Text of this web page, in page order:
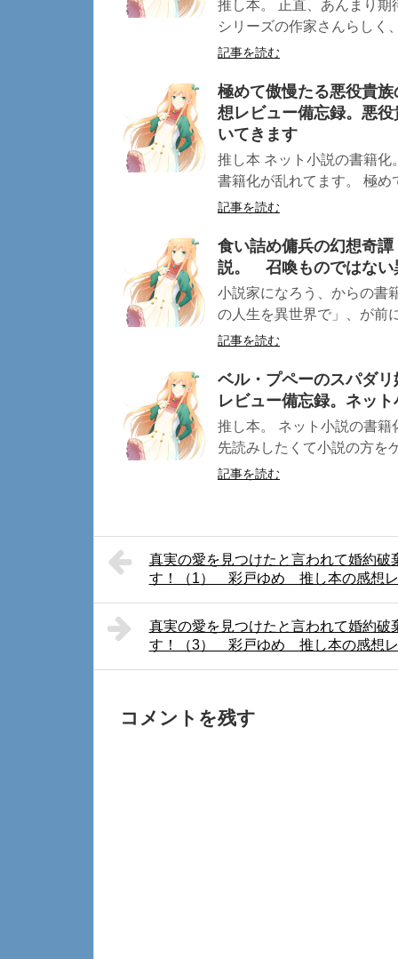
推し本。 正直、あんまり
シリーズの作家さんらしく
記事を読む
極めて傲慢たる悪役貴
想レビュー備忘録。悪
いてきます
推し本 ネット小説の書籍
書籍化が乱れてます。 極め
記事を読む
食い詰め傭兵の幻想奇
説。 召喚ものではない
小説家になろう、からの書
の人生を異世界で」、が前
記事を読む
ベル・プペーのスパダ
レビュー備忘録。ネッ
推し本。 ネット小説の書
先読みしたくて小説の方を
記事を読む
真実の愛を見つけたと言われて婚約
す！（1） 彩戸ゆめ 推し本の感想レ
真実の愛を見つけたと言われて婚約
す！（3） 彩戸ゆめ 推し本の感想レ
コメントを残す